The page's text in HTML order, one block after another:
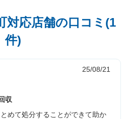
対応店舗の口コミ(1
件)
25/08/21
収
めて処分することができて助か